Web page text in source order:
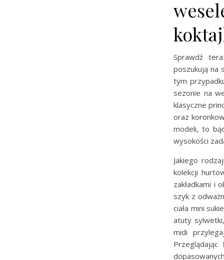
Sprawdź
poszukują na
tym
sezonie na
klasyczne
oraz
modeli, to
wysokości
Jakiego
kolekcji
zakładkami i
szyk z
ciała mini
atuty
midi
Przeglądając